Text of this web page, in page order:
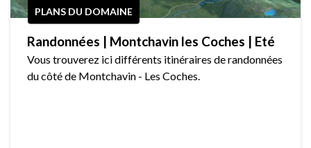
PLANS DU DOMAINE
Randonnées | Montchavin les Coches | Eté
Vous trouverez ici différents itinéraires de randonnées
du côté de Montchavin - Les Coches.